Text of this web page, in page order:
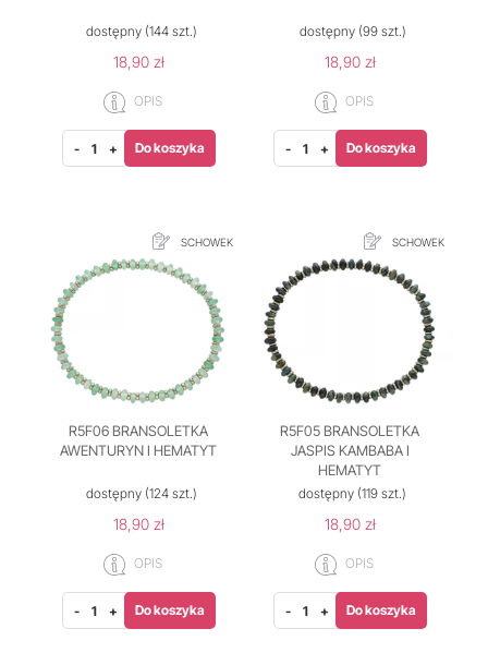
dostępny(144 szt.)
18,90 zł
OPIS
- + Do koszyka
dostępny(99 szt.)
18,90 zł
OPIS
- + Do koszyka
SCHOWEK
R5F06 BRANSOLETKA
AWENTURYN I HEMATYT
dostępny(124 szt.)
18,90 zł
OPIS
- + Do koszyka
SCHOWEK
R5F05 BRANSOLETKA
JASPIS KAMBABA I
HEMATYT
dostępny (119 szt.)
18,90 zł
OPIS
- + Do koszyka